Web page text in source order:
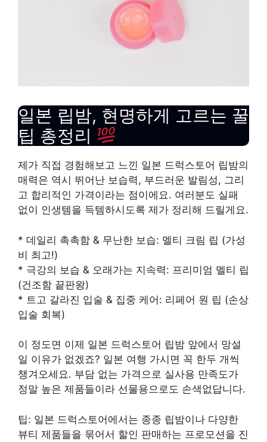
일본 립밤, 현명하게 고르는 꿀
팁 총정리
제가 직접 경험해보고 느낀 일본 드럭스토어 립밤의
매력은 역시 뛰어난 보습력, 부드러운 발림성, 그리
고 합리적인 가격이라는 점이에요. 여러분도 실패
없이 인생템을 득템하시도록 제가 정리해 드릴게요.
* 데일리 촉촉함 & 무난한 보습: 멜티 크림 립 (가성
비 최고!)
* 극강의 보습 & 오래가는 지속력: 프리미엄 멜티 립
(건조함 끝판왕)
* 트고 갈라진 입술 & 집중 케어: 리페어 원 립 (손상
입술 회복)
이 정도면 이제 일본 드럭스토어 립밤 앞에서 망설
일 이유가 없겠죠? 일본 여행 가시면 꼭 한두 개씩
챙겨오세요. 부담 없는 가격으로 실사용 만족도가
정말 높은 제품들이라 선물용으로도 손색없답니다.
팁: 일본 드럭스토어에서는 종종 립밤이나 다양한
뷰티 제품들을 묶어서 할인 판매하는 프로모션을 진